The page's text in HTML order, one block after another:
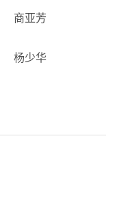
商亚芳
杨少华